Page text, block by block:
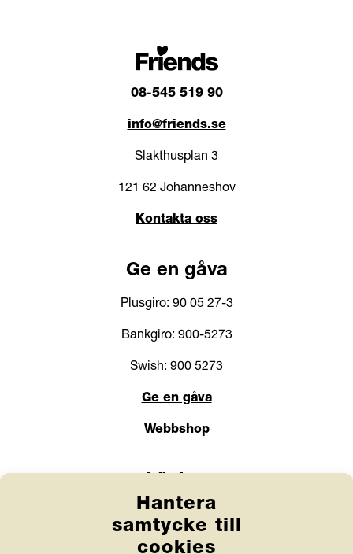
Hantera
samtycke till
cookies
08-545 519 90
info@friends.se
Slakthusplan 3
121 62 Johanneshov
Kontakta oss
Ge en gåva
Plusgiro: 90 05 27-3
Bankgiro: 900-5273
Swish: 900 5273
Ge en gåva
Webbshop
Jobba hos oss